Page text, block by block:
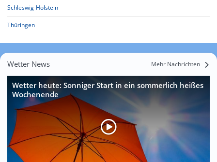
Schleswig-Holstein
Thüringen
Wetter News Mehr Nachrichten
Wetter heute: Sonniger Start in ein sommerlich heißes
Wochenende